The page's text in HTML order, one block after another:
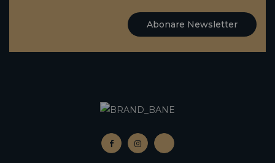
Abonare Newsletter